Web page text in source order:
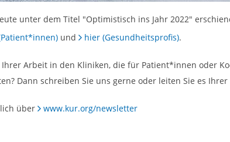
unter dem Titel "Optimistisch ins Jahr 2022"
und hier (Gesundheitsprofis).
Arbeit in den Kliniken, die für Patient*innen oder
Dann schreiben Sie uns gerne oder leiten Sie es
über www.kur.org/newsletter